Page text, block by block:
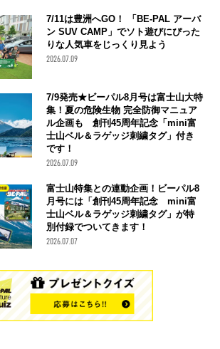
7/11は豊洲へGO！ 「BE-PAL アーバ
ン SUV CAMP」でソト遊びにぴった
りな人気車をじっくり見よう
2026.07.09
7/9発売★ビーパル8月号は富士山大特
集！夏の危険生物 完全防御マニュア
ル企画も 創刊45周年記念「mini富
士山ベル＆ラゲッジ刺繍タグ」付き
です！
2026.07.09
富士山特集との連動企画！ビーパル8
月号には「創刊45周年記念 mini富
士山ベル＆ラゲッジ刺繍タグ」が特
別付録でついてきます！
2026.07.07